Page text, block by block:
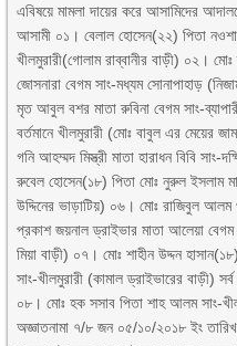
এবিষয়ে মামলা দায়ের করে আসামিদের
আসামী ০১। বেলাল হোসেন(২২) পিতা নওশা
খীলমুরারী(গোলাম রাব্বানীর বাড়ী) ০২।
জোসনারা বেগম সাং-মধ্যম সোনাপাহাড়
মৃত আবুল বশর মাতা রুবিনা বেগম সাং-
বর্তমানে খীলমুরারী (মোঃ বাবুল এর মেয়ের
গনি আহম্মদ মিস্ত্রী মাতা হারাধন বিবি সাং-
রুবেল হোসেন(১৮) পিতা মোঃ নুরুল ইসলাম
উদ্দিনের ভাড়াটিয়) ০৬। মোঃ রাজিবুল
প্রকাশ জয়নাল ড্রাইভার মাতা আলেয়া বেগম
মিয়া বাড়ী) ০৭। মোঃ শাহীন উদ্দন
সাং-খীলমুরারী (কামাল ড্রাইভারের বাড়ী)
০৮। মোঃ হক সসাব পিতা শাহ আলম সাং-
অজ্ঞাতনামা ৭/৮ জন ০৫/১০/২০১৮ ইং তারিখ